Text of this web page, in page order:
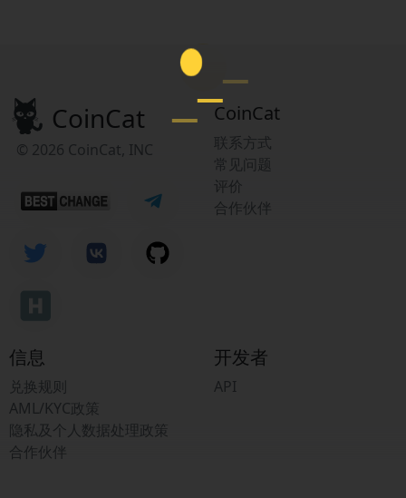
CoinCat
© 2026 CoinCat, INC
CoinCat
联系方式
常见问题
评价
合作伙伴
信息
兑换规则
AML/KYC政策
隐私及个人数据处理政策
合作伙伴
开发者
API